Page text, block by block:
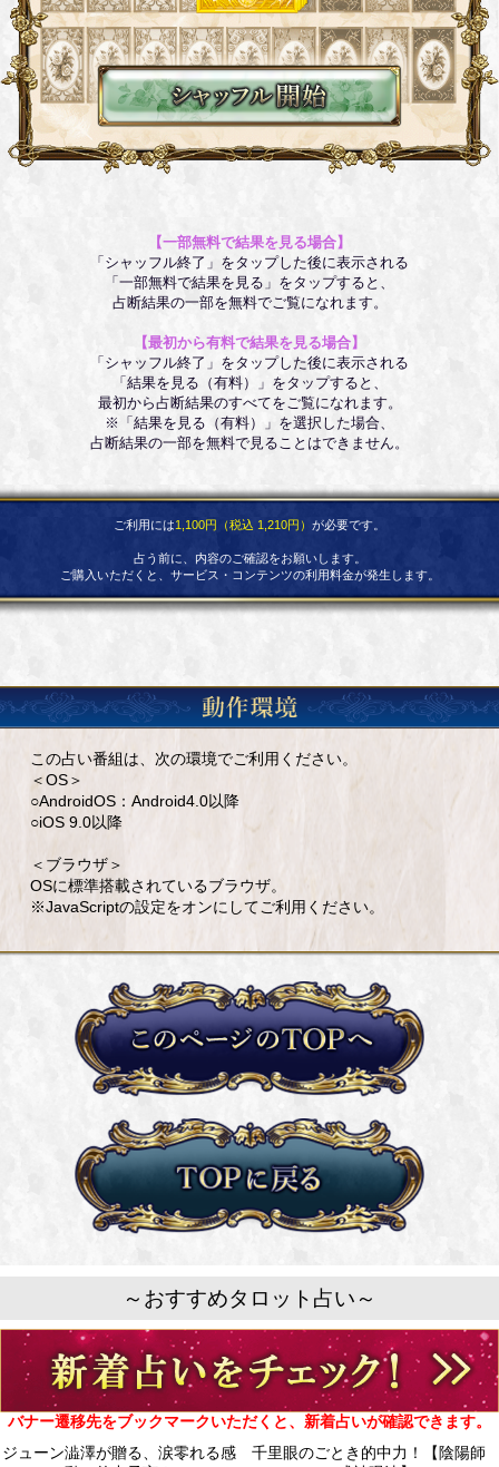
【一部無料で結果を見る場合】
「シャッフル終了」をタップした後に表示される
「一部無料で結果を見る」をタップすると、
占断結果の一部を無料でご覧になれます。
【最初から有料で結果を見る場合】
「シャッフル終了」をタップした後に表示される
「結果を見る（有料）」をタップすると、
最初から占断結果のすべてをご覧になれます。
※「結果を見る（有料）」を選択した場合、
占断結果の一部を無料で見ることはできません。
ご利用には1,100円（税込 1,210円） が必要です。
占う前に、内容のご確認をお願いします。
ご購入いただくと、サービス・コンテンツの利用料金が発生します。
この占い番組は、次の環境でご利用ください。
＜OS＞
○AndroidOS：Android4.0以降
○iOS 9.0以降
＜ブラウザ＞
OSに標準搭載されているブラウザ。
※JavaScriptの設定をオンにしてご利用ください。